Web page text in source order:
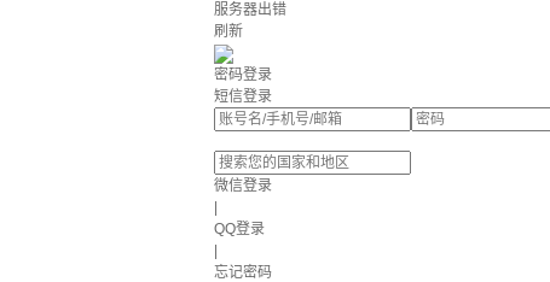
服务器出错
刷新
密码登录
短信登录
微信登录
QQ登录
忘记密码